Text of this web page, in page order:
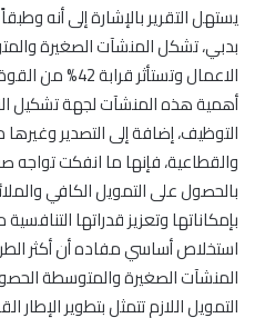
يستهل التقرير بالإشارة إلى أنه
الاعمال
أهمية هذه المنشآت لجهة تشكيل
التوظيف، إضافة إلى التصدير
والقطاعية، فإنها ما انفكت
بالحصول على التمويل الكافي
بإمكاناتها وتعزيز قدراتها
استخلاص أساسي مفاده أن أكثر
المنشآت الصغيرة والمتوسطة
التمويل اللازم تتمثل بتطوير الإطار